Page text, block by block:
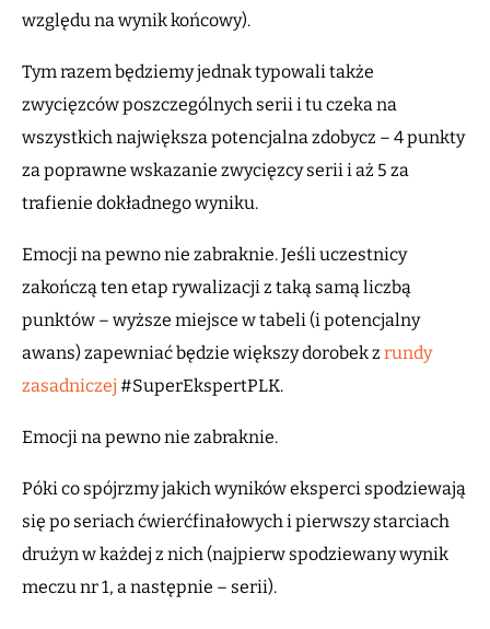
względu na wynik końcowy).
Tym razem będziemy jednak typowali także
zwycięzców poszczególnych serii i tu czeka na
wszystkich największa potencjalna zdobycz – 4 punkty
za poprawne wskazanie zwycięzcy serii i aż 5 za
trafienie dokładnego wyniku.
Emocji na pewno nie zabraknie. Jeśli uczestnicy
zakończą ten etap rywalizacji z taką samą liczbą
punktów – wyższe miejsce w tabeli (i potencjalny
awans) zapewniać będzie większy dorobek z rundy
zasadniczej #SuperEkspertPLK.
Emocji na pewno nie zabraknie.
Póki co spójrzmy jakich wyników eksperci spodziewają
się po seriach ćwierćfinałowych i pierwszy starciach
drużyn w każdej z nich (najpierw spodziewany wynik
meczu nr 1, a następnie – serii).